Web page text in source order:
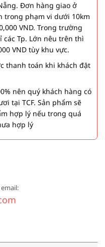
Đơn hàng giao ở
trong phạm vi dưới 10km
VND. Trong trường
Tp. Lớn nêu trên thì
VND tùy khu vực.
thanh toán khi khách đặt
nên quý khách hàng có
tại TCF. Sản phẩm sẽ
hợp lý nếu trong quá
hợp lý